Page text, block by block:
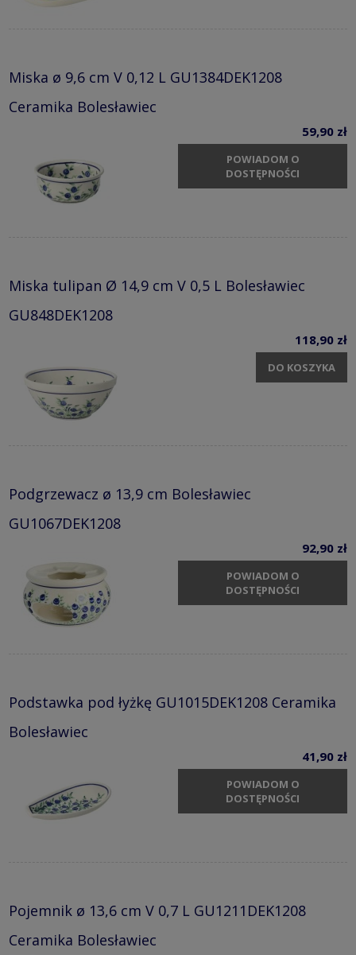
Miska ø 9,6 cm V 0,12 L GU1384DEK1208
Ceramika Bolesławiec
59,90 zł
POWIADOM O
DOSTĘPNOŚCI
Miska tulipan Ø 14,9 cm V 0,5 L Bolesławiec
GU848DEK1208
118,90 zł
DO KOSZYKA
Podgrzewacz ø 13,9 cm Bolesławiec
GU1067DEK1208
92,90 zł
POWIADOM O
DOSTĘPNOŚCI
Podstawka pod łyżkę GU1015DEK1208 Ceramika
Bolesławiec
41,90 zł
POWIADOM O
DOSTĘPNOŚCI
Pojemnik ø 13,6 cm V 0,7 L GU1211DEK1208
Ceramika Bolesławiec